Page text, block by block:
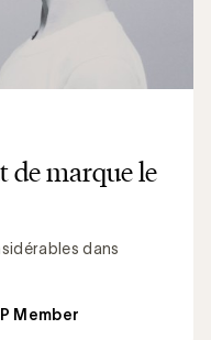
de marque le
dans
Member